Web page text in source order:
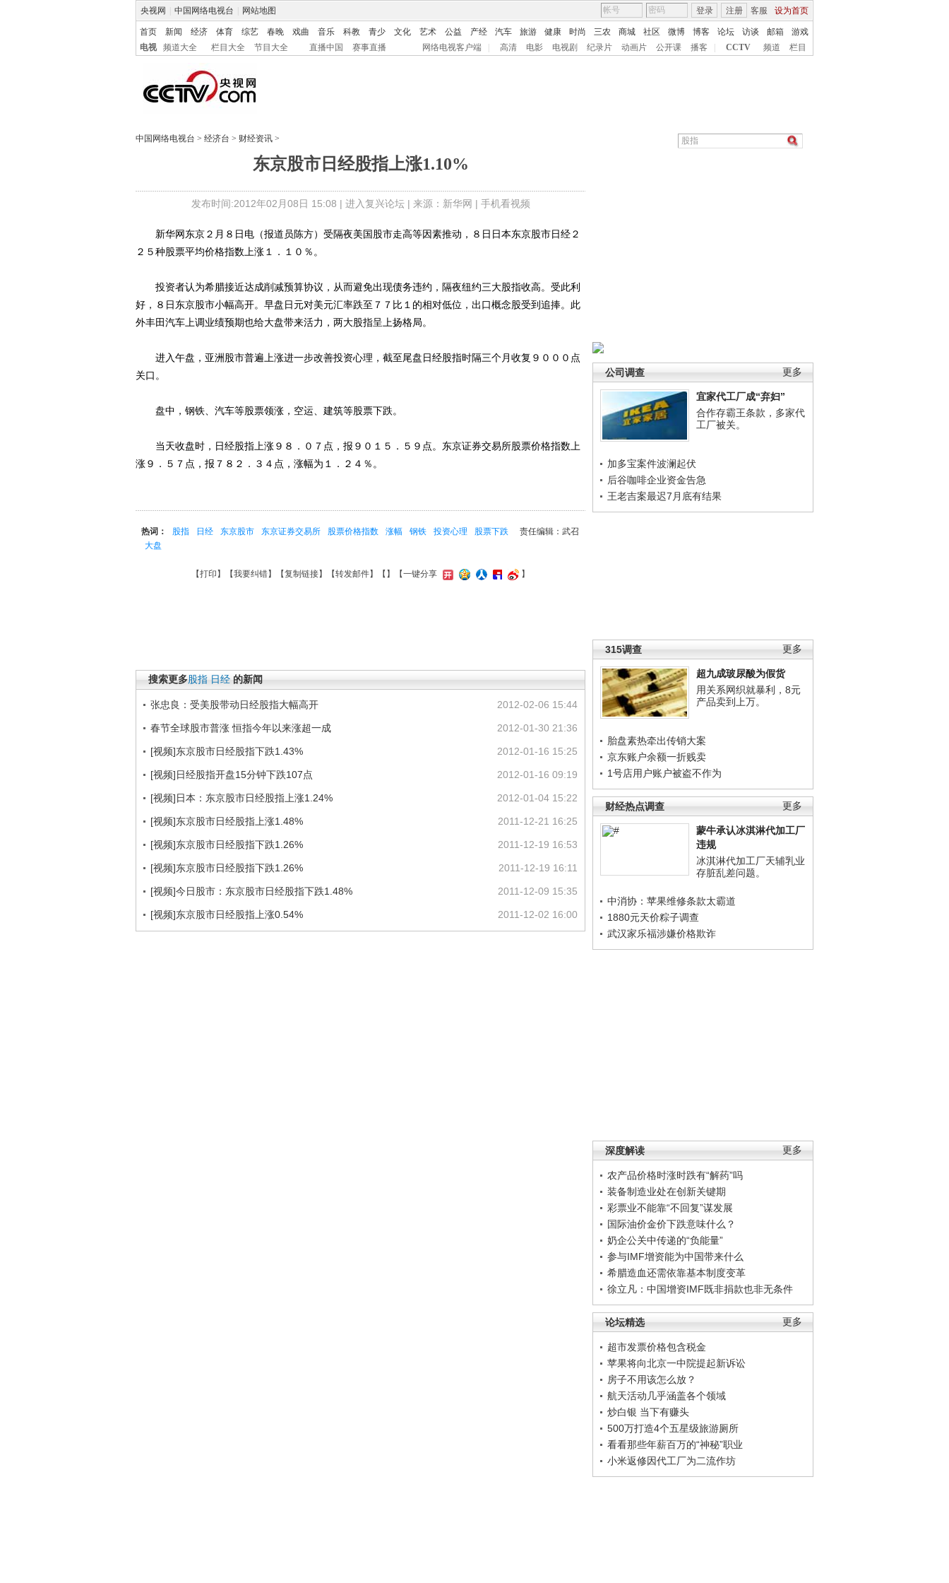
央视网 中国网络电视台 网站地图 客服 设为首页
登录 注册
首页 新闻 经济 体育 综艺 春晚 戏曲 音乐 科教 青少 文化 艺术 公益 产经 汽车 旅游 健康 时尚 三农 商城 社区 微博 博客 论坛 访谈 邮箱
游戏
电视
频道大全 栏目大全 节目大全 直播中国 赛事直播 网络电视客户端 高清 电影 电视剧 纪录片 动画片 公开课 播客 CCTV 频道 栏目
中国网络电视台 > 经济台 > 财经资讯 >
东京股市日经股指上涨1.10%
发布时间:2012年02月08日 15:08 | 进入复兴论坛| 来源：新华网 | 手机看视频
更多
公司调查
宜家代工厂成“弃妇”
合作存霸王条款，多家代
工厂被关。
加多宝案件波澜起伏
后谷咖啡企业资金告急
王老吉案最迟7月底有结果
更多
315调查
超九成玻尿酸为假货
用关系网织就暴利，8元
产品卖到上万。
胎盘素热牵出传销大案
京东账户余额一折贱卖
1号店用户账户被盗不作为
更多
财经热点调查
蒙牛承认冰淇淋代加工厂
违规
冰淇淋代加工厂天辅乳业
存脏乱差问题。
中消协：苹果维修条款太霸道
1880元天价粽子调查
武汉家乐福涉嫌价格欺诈
更多
深度解读
农产品价格时涨时跌有“解药”吗
装备制造业处在创新关键期
彩票业不能靠“不回复”谋发展
国际油价金价下跌意味什么？
奶企公关中传递的“负能量”
参与IMF增资能为中国带来什么
希腊造血还需依靠基本制度变革
徐立凡：中国增资IMF既非捐款也非无条件
更多
论坛精选
超市发票价格包含税金
苹果将向北京一中院提起新诉讼
房子不用该怎么放？
航天活动几乎涵盖各个领域
炒白银 当下有赚头
500万打造4个五星级旅游厕所
看看那些年薪百万的“神秘”职业
小米返修因代工厂为二流作坊
新华网东京２月８日电（报道员陈方）受隔夜美国股市走高等因素推动，８日日本东京股市日经２
２５种股票平均价格指数上涨１．１０％。
投资者认为希腊接近达成削减预算协议，从而避免出现债务违约，隔夜纽约三大股指收高。受此利
好，８日东京股市小幅高开。早盘日元对美元汇率跌至７７比１的相对低位，出口概念股受到追捧。此
外丰田汽车上调业绩预期也给大盘带来活力，两大股指呈上扬格局。
进入午盘，亚洲股市普遍上涨进一步改善投资心理，截至尾盘日经股指时隔三个月收复９０００点
关口。
盘中，钢铁、汽车等股票领涨，空运、建筑等股票下跌。
当天收盘时，日经股指上涨９８．０７点，报９０１５．５９点。东京证券交易所股票价格指数上
涨９．５７点，报７８２．３４点，涨幅为１．２４％。
责任编辑：武召
热词： 股指 日经 东京股市 东京证券交易所 股票价格指数 涨幅 钢铁 投资心理
股票下跌
大盘
【打印 】【我要纠错】【复制链接】【转发邮件】【 】 【一键分享 】
搜索更多股指 日经 的新闻
2012-02-06 15:44
张忠良：受美股带动日经股指大幅高开
2012-01-30 21:36
春节全球股市普涨 恒指今年以来涨超一成
2012-01-16 15:25
[视频]东京股市日经股指下跌1.43%
2012-01-16 09:19
[视频]日经股指开盘15分钟下跌107点
2012-01-04 15:22
[视频]日本：东京股市日经股指上涨1.24%
2011-12-21 16:25
[视频]东京股市日经股指上涨1.48%
2011-12-19 16:53
[视频]东京股市日经股指下跌1.26%
2011-12-19 16:11
[视频]东京股市日经股指下跌1.26%
2011-12-09 15:35
[视频]今日股市：东京股市日经股指下跌1.48%
2011-12-02 16:00
[视频]东京股市日经股指上涨0.54%